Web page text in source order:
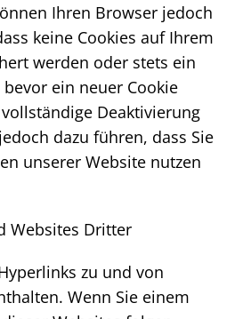
Ihren Browser jedoch
keine Cookies auf Ihrem
werden oder stets ein
ein neuer Cookie
Deaktivierung
dazu führen, dass Sie
unserer Website nutzen
Websites Dritter
zu und von
Wenn Sie einem